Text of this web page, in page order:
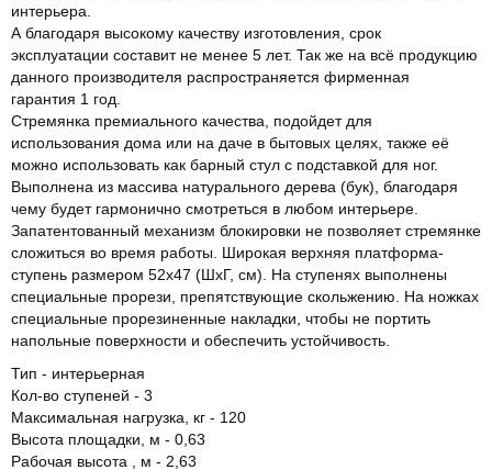
интерьера.
А благодаря высокому качеству изготовления, срок
эксплуатации составит не менее 5 лет. Так же на всё продукцию
данного производителя распространяется фирменная
гарантия 1 год.
Стремянка премиального качества, подойдет для
использования дома или на даче в бытовых целях, также её
можно использовать как барный стул с подставкой для ног.
Выполнена из массива натурального дерева (бук), благодаря
чему будет гармонично смотреться в любом интерьере.
Запатентованный механизм блокировки не позволяет стремянке
сложиться во время работы. Широкая верхняя платформа-
ступень размером 52х47 (ШхГ, см). На ступенях выполнены
специальные прорези, препятствующие скольжению. На ножках
специальные прорезиненные накладки, чтобы не портить
напольные поверхности и обеспечить устойчивость.
Тип - интерьерная
Кол-во ступеней - 3
Максимальная нагрузка, кг - 120
Высота площадки, м - 0,63
Рабочая высота , м - 2,63